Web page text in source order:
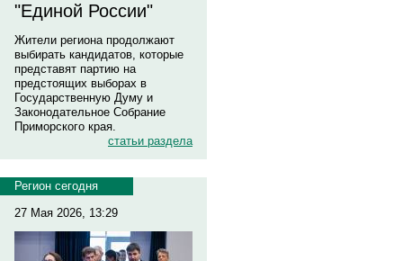
"Единой России"
Жители региона продолжают
выбирать кандидатов, которые
представят партию на
предстоящих выборах в
Государственную Думу и
Законодательное Собрание
Приморского края.
статьи раздела
Регион сегодня
27 Мая 2026, 13:29